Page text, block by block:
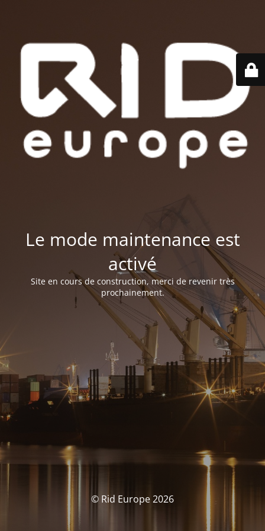
Le mode maintenance est
activé
Site en cours de construction, merci de revenir très
prochainement.
© Rid Europe 2026